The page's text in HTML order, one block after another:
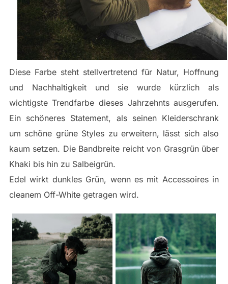
Diese Farbe steht stellvertretend für Natur, Hoffnung
und Nachhaltigkeit und sie wurde kürzlich als
wichtigste Trendfarbe dieses Jahrzehnts ausgerufen.
Ein schöneres Statement, als seinen Kleiderschrank
um schöne grüne Styles zu erweitern, lässt sich also
kaum setzen. Die Bandbreite reicht von Grasgrün über
Khaki bis hin zu Salbeigrün.
Edel wirkt dunkles Grün, wenn es mit Accessoires in
cleanem Off-White getragen wird.